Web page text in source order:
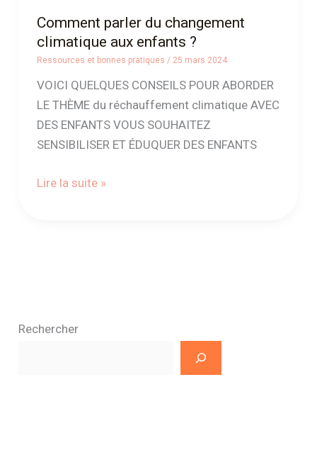
Comment parler du changement
climatique aux enfants ?
Ressources et bonnes pratiques / 25 mars 2024
VOICI QUELQUES CONSEILS POUR ABORDER
LE THÈME du réchauffement climatique AVEC
DES ENFANTS VOUS SOUHAITEZ
SENSIBILISER ET ÉDUQUER DES ENFANTS
Lire la suite »
Rechercher